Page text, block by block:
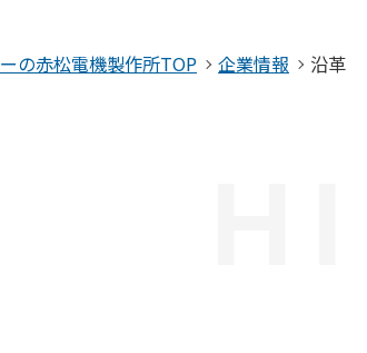
の赤松電機製作所TOP 企業情報 沿革